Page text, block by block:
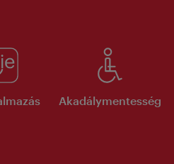
Akadálymentesség